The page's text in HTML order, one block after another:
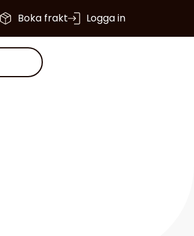
Boka frakt Logga in